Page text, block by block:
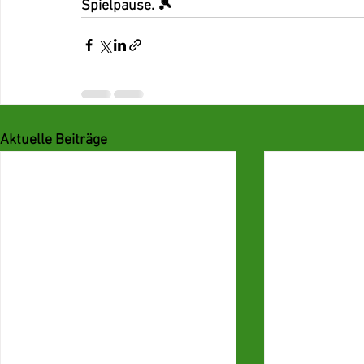
Spielpause. 🎾
Aktuelle Beiträge